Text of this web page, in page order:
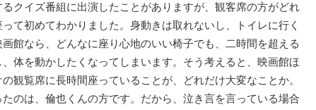
クイズ番組に出演したことがありますが、観客席の方がどれ
て初めてわかりました。身動きは取れないし、トイレに行く
館なら、どんなに座り心地のいい椅子でも、二時間を超える
体を動かしたくなってしまいます。そう考えると、映画館ほ
観覧席に長時間座っていることが、どれだけ大変なことか。
のは、倫也くんの方です。だから、泣き言を言っている場合